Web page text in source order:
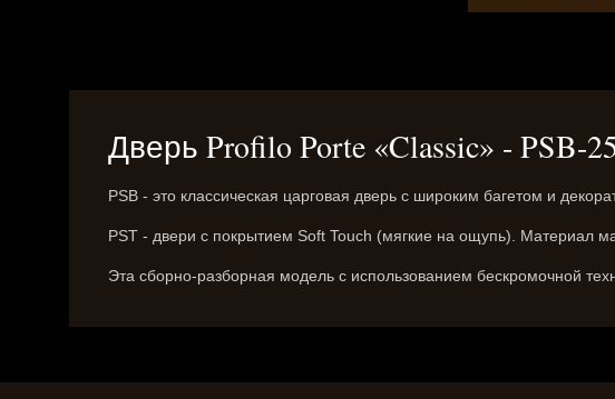
Дверь Profilo Porte «Classic» - PSB-
PSB - это классическая царговая дверь с широким багетом и
PST - двери с покрытием Soft Touch (мягкие на ощупь). Материал
Эта сборно-разборная модель с использованием бескромочной